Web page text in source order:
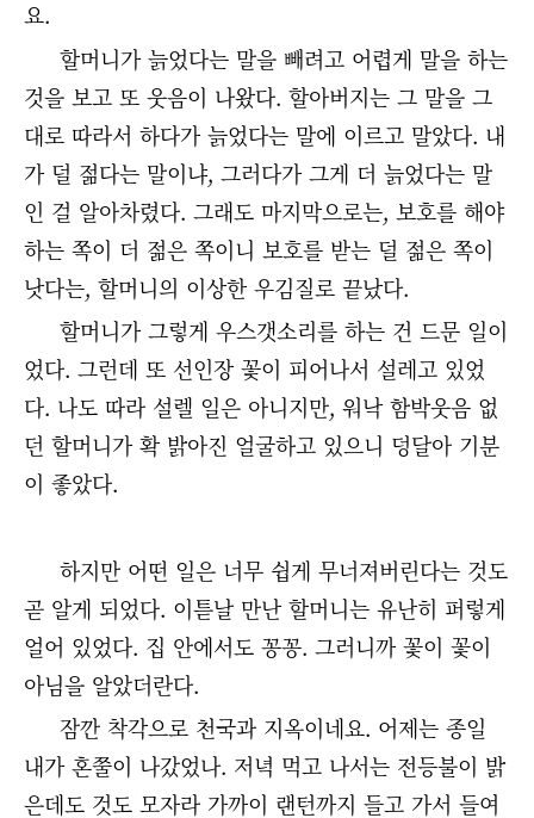
요.
할머니가 늙었다는 말을 빼려고 어렵게 말을 하는
것을 보고 또 웃음이 나왔다. 할아버지는 그 말을 그
대로 따라서 하다가 늙었다는 말에 이르고 말았다. 내
가 덜 젊다는 말이냐, 그러다가 그게 더 늙었다는 말
인 걸 알아차렸다. 그래도 마지막으로는, 보호를 해야
하는 쪽이 더 젊은 쪽이니 보호를 받는 덜 젊은 쪽이
낫다는, 할머니의 이상한 우김질로 끝났다.
할머니가 그렇게 우스갯소리를 하는 건 드문 일이
었다. 그런데 또 선인장 꽃이 피어나서 설레고 있었
다. 나도 따라 설렐 일은 아니지만, 워낙 함박웃음 없
던 할머니가 확 밝아진 얼굴하고 있으니 덩달아 기분
이 좋았다.
하지만 어떤 일은 너무 쉽게 무너져버린다는 것도
곧 알게 되었다. 이튿날 만난 할머니는 유난히 퍼렇게
얼어 있었다. 집 안에서도 꽁꽁. 그러니까 꽃이 꽃이
아님을 알았더란다.
잠깐 착각으로 천국과 지옥이네요. 어제는 종일
내가 혼쭐이 나갔었나. 저녁 먹고 나서는 전등불이 밝
은데도 것도 모자라 가까이 랜턴까지 들고 가서 들여